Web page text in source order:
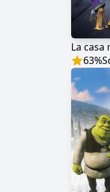
La casa
63%